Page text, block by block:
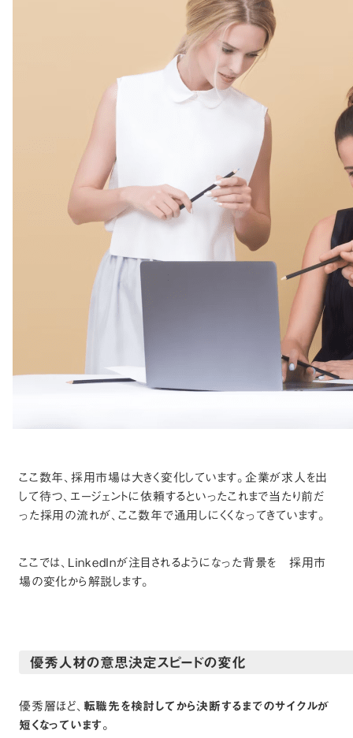
ここ数年、採用市場は大きく変化しています。企業が求人を出
して待つ、エージェントに依頼するといったこれまで当たり前だ
った採用の流れが、ここ数年で通用しにくくなってきています。
ここでは、LinkedInが注目されるようになった背景を 採用市
場の変化から解説します。
優秀人材の意思決定スピードの変化
優秀層ほど、転職先を検討してから決断するまでのサイクルが
短くなっています。